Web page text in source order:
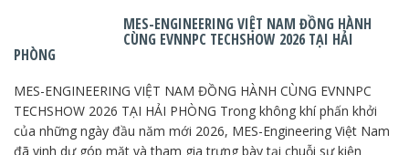
MES-ENGINEERING VIỆT NAM ĐỒNG HÀNH
CÙNG EVNNPC TECHSHOW 2026 TẠI HẢI
PHÒNG
MES-ENGINEERING VIỆT NAM ĐỒNG HÀNH CÙNG EVNNPC
TECHSHOW 2026 TẠI HẢI PHÒNG Trong không khí phấn khởi
của những ngày đầu năm mới 2026, MES-Engineering Việt Nam
đã vinh dự góp mặt và tham gia trưng bày tại chuỗi sự kiện